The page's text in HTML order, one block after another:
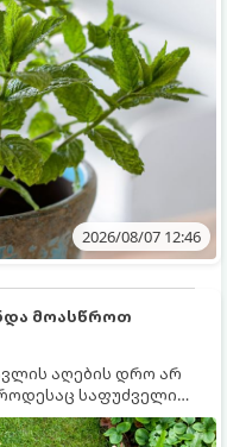
2026/08/07 12:46
მოასწროთ
აღების დრო არ
საფუძველი
და ბაღი მზადდება
იმისათვის, რომ